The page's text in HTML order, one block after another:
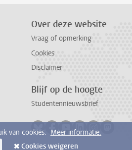
Over deze website
Vraag of opmerking
Cookies
Disclaimer
Blijf op de hoogte
Studentennieuwsbrief
van cookies. Meer informatie.
Cookies weigeren